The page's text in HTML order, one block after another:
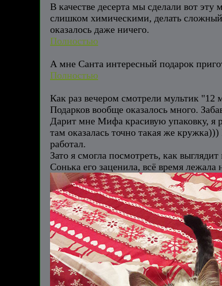
В качестве десерта мы сделали вот
слишком химическими, делать
оказалось даже ничего.
Полностью
А мне Санта интересный подарок
Полностью
Как раз вечером смотрели мультик "12
Подарков вообще оказалось много.
Дарит мне Мифа красивую упаковку, я
там оказалась точно такая же
работал.
Зато я смогла посмотреть, как
Сонька его заценила, всё время лежала